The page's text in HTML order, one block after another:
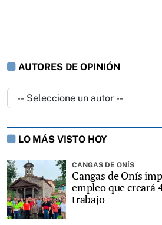
AUTORES DE OPINIÓN
LO MÁS VISTO HOY
CANGAS DE ONÍS
Cangas de Onís
empleo que creará
trabajo